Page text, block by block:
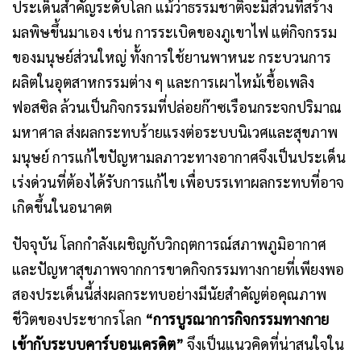
ประเด็นสำคัญระดับโลก แม้ว่าธรรมชาติจะมีส่วนที่สร้าง
มลพิษขึ้นมาเอง เช่น การระเบิดของภูเขาไฟ แต่กิจกรรม
ของมนุษย์ส่วนใหญ่ ทั้งการใช้ยานพาหนะ กระบวนการ
ผลิตในอุตสาหกรรมต่าง ๆ และการเผาไหม้เชื้อเพลิง
ฟอสซิล ล้วนเป็นกิจกรรมที่ปล่อยก๊าซเรือนกระจกปริมาณ
มหาศาล ส่งผลกระทบร้ายแรงต่อระบบนิเวศและสุขภาพ
มนุษย์ การแก้ไขปัญหามลภาวะทางอากาศจึงเป็นประเด็น
เร่งด่วนที่ต้องได้รับการแก้ไข เพื่อบรรเทาผลกระทบที่อาจ
เกิดขึ้นในอนาคต
ปัจจุบัน โลกกำลังเผชิญกับวิกฤตการณ์สภาพภูมิอากาศ
และปัญหาสุขภาพจากการขาดกิจกรรมทางกายที่เพียงพอ
สองประเด็นนี้ส่งผลกระทบอย่างมีนัยสำคัญต่อคุณภาพ
ชีวิตของประชากรโลก “การบูรณาการกิจกรรมทางกาย
เข้ากับระบบคาร์บอนเครดิต” จึงเป็นแนวคิดที่น่าสนใจใน